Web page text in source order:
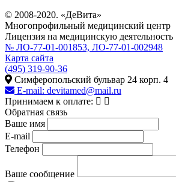
© 2008-2020. «ДеВита»
Многопрофильный медицинский центр
Лицензия на медицинскую деятельность
№ ЛО-77-01-001853, ЛО-77-01-002948
Карта сайта
(495) 319-90-36
Симферопольский бульвар 24 корп. 4
E-mail: devitamed@mail.ru
Принимаем к оплате:
Обратная связь
Ваше имя
E-mail
Телефон
Ваше сообщение